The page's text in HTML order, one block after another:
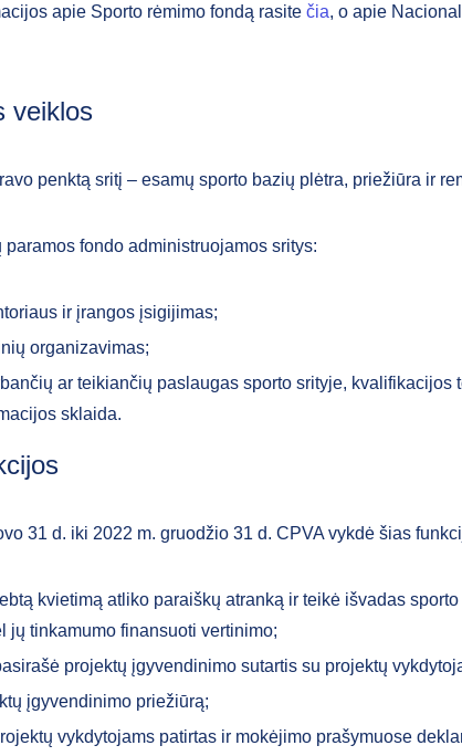
apie Sporto rėmimo fondą rasite čia, o apie
veiklos
penktą sritį – esamų sporto bazių plėtra, priežiūra ir
paramos fondo administruojamos sritys:
ir įrangos įsigijimas;
organizavimas;
ar teikiančių paslaugas sporto srityje, kvalifikacijos
sklaida.
31 d. iki 2022 m. gruodžio 31 d. CPVA vykdė šias
kvietimą atliko paraiškų atranką ir teikė išvadas sporto
jų tinkamumo finansuoti vertinimo;
projektų įgyvendinimo sutartis su projektų
įgyvendinimo priežiūrą;
vykdytojams patirtas ir mokėjimo prašymuose